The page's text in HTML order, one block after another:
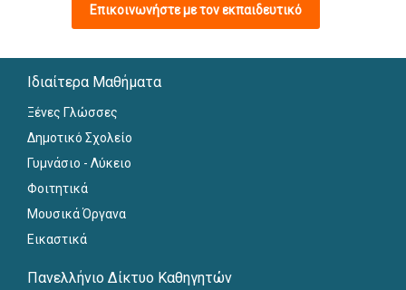
Επικοινωνήστε με τον εκπαιδευτικό
Ιδιαίτερα Μαθήματα
Ξένες Γλώσσες
Δημοτικό Σχολείο
Γυμνάσιο - Λύκειο
Φοιτητικά
Μουσικά Όργανα
Εικαστικά
Πανελλήνιο Δίκτυο Καθηγητών